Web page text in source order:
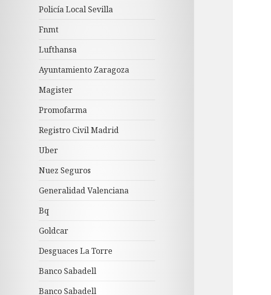
Policía Local Sevilla
Fnmt
Lufthansa
Ayuntamiento Zaragoza
Magister
Promofarma
Registro Civil Madrid
Uber
Nuez Seguros
Generalidad Valenciana
Bq
Goldcar
Desguaces La Torre
Banco Sabadell
Banco Sabadell